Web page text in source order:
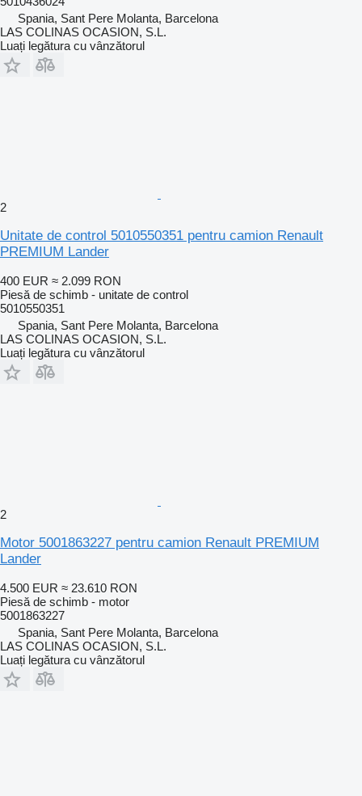
Spania, Sant Pere Molanta, Barcelona
LAS COLINAS OCASION, S.L.
Luați legătura cu vânzătorul
2
Unitate de control 5010550351 pentru camion Renault
PREMIUM Lander
400 EUR ≈ 2.099 RON
Piesă de schimb - unitate de control
5010550351
Spania, Sant Pere Molanta, Barcelona
LAS COLINAS OCASION, S.L.
Luați legătura cu vânzătorul
2
Motor 5001863227 pentru camion Renault PREMIUM
Lander
4.500 EUR ≈ 23.610 RON
Piesă de schimb - motor
5001863227
Spania, Sant Pere Molanta, Barcelona
LAS COLINAS OCASION, S.L.
Luați legătura cu vânzătorul